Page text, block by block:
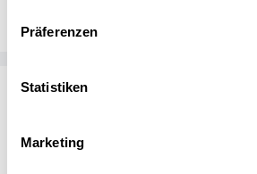
Präferenzen
Statistiken
Marketing
Passend zum Thema